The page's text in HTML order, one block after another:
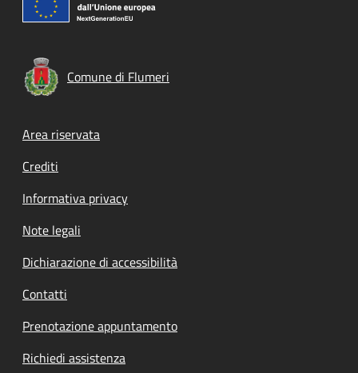
Comune di Flumeri
Footer menu
Area riservata
Crediti
Informativa privacy
Note legali
Dichiarazione di accessibilità
Contatti
Prenotazione appuntamento
Richiedi assistenza